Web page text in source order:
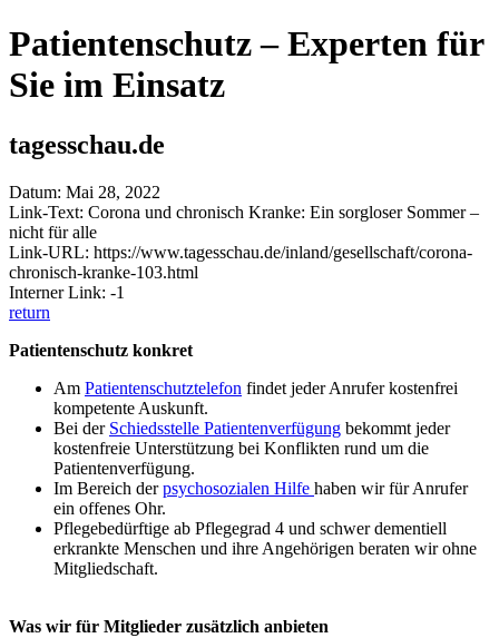
Patientenschutz – Experten für
Sie im Einsatz
tagesschau.de
Datum: Mai 28, 2022
Link-Text: Corona und chronisch Kranke: Ein sorgloser Sommer –
nicht für alle
Link-URL: https://www.tagesschau.de/inland/gesellschaft/corona-
chronisch-kranke-103.html
Interner Link: -1
return
Patientenschutz konkret
Am Patientenschutztelefon findet jeder Anrufer kostenfrei
kompetente Auskunft.
Bei der Schiedsstelle Patientenverfügung bekommt jeder
kostenfreie Unterstützung bei Konflikten rund um die
Patientenverfügung.
Im Bereich derpsychosozialen Hilfe haben wir für Anrufer
ein offenes Ohr.
Pflegebedürftige ab Pflegegrad 4 und schwer dementiell
erkrankte Menschen und ihre Angehörigen beraten wir ohne
Mitgliedschaft.
Was wir für Mitglieder zusätzlich anbieten